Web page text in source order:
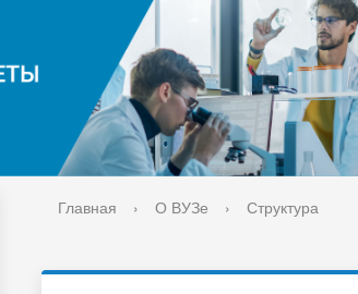
Спорт-норма жизни
Попечительский совет
Главная › О ВУЗе › Структура